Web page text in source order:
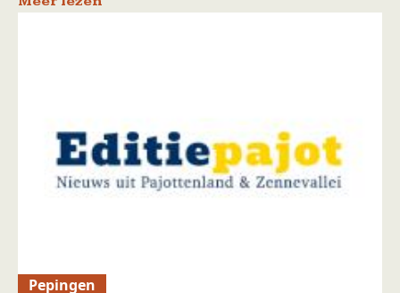
Pepingen